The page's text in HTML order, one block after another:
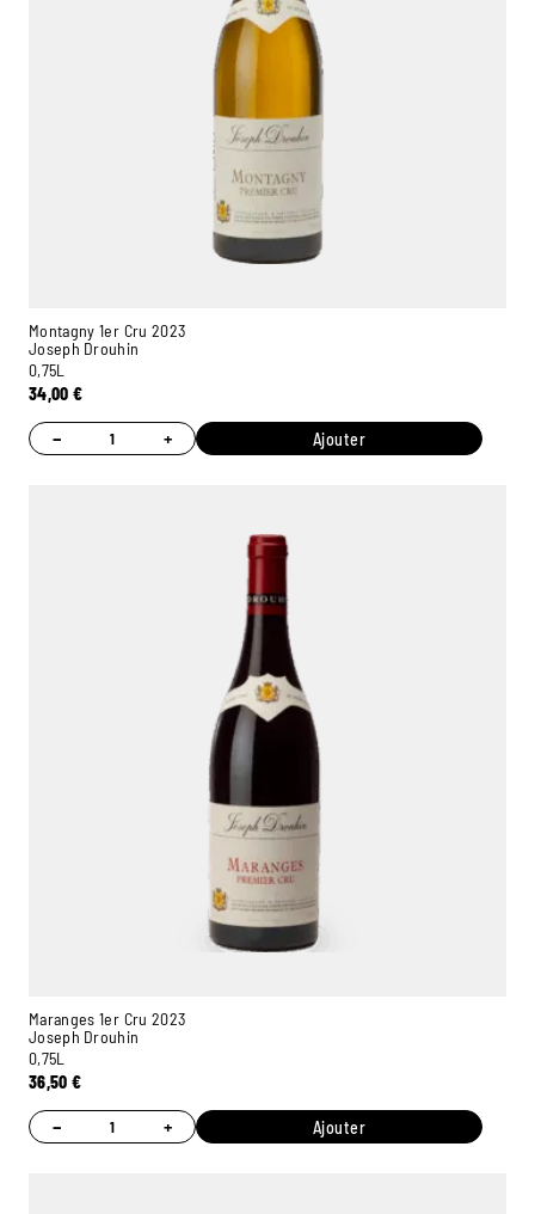
Montagny 1er Cru 2023
Joseph Drouhin
0,75L
34,00€
− + Ajouter
Maranges 1er Cru 2023
Joseph Drouhin
0,75L
36,50€
− + Ajouter